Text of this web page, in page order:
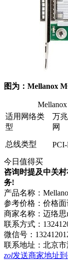
图为：Mellanox
适用网络类
型
万
网
总线类型 PCI-
今日值得买
咨询时提及中关
务!
产品名称：
参考价格： 价格面
商家名称： 迈络思
联系方式：
微信号：
联系地址： 北京市
zol发送商家地址